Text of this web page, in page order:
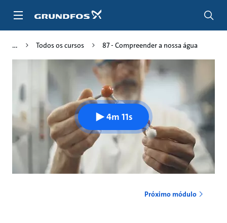
para
Todos os cursos 87 - Compreender a nossa água
4m 11s
Próximo módulo